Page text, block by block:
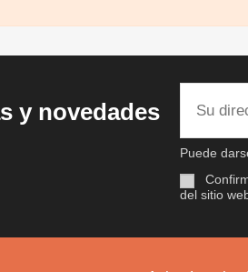
y novedades
Puede
del sitio